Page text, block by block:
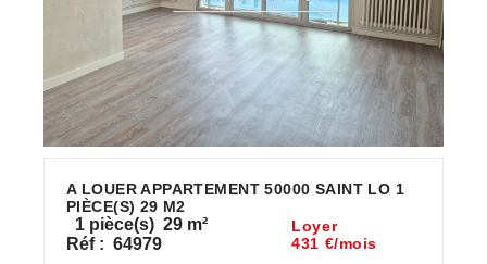
A LOUER APPARTEMENT 50000 SAINT LO 1
PIÈCE(S) 29 M2
1 pièce(s) 29 m²
Réf : 64979
Loyer
431 €/mois